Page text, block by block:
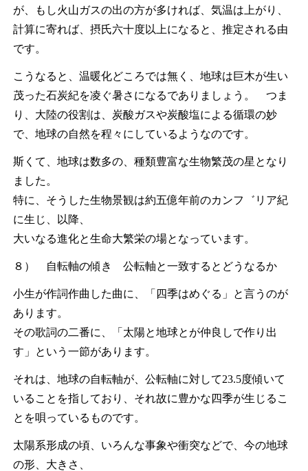
が、もし火山ガスの出の方が多ければ、気温は上がり、
計算に寄れば、摂氏六十度以上になると、推定される由
です。
こうなると、温暖化どころでは無く、地球は巨木が生い
茂った石炭紀を凌ぐ暑さになるでありましょう。 つま
り、大陸の役割は、炭酸ガスや炭酸塩による循環の妙
で、地球の自然を程々にしているようなのです。
斯くて、地球は数多の、種類豊富な生物繁茂の星となり
ました。
特に、そうした生物景観は約五億年前のカンフ゛リア紀
に生じ、以降、
大いなる進化と生命大繁栄の場となっています。
８） 自転軸の傾き 公転軸と一致するとどうなるか
小生が作詞作曲した曲に、「四季はめぐる」と言うのが
あります。
その歌詞の二番に、「太陽と地球とが仲良しで作り出
す」という一節があります。
それは、地球の自転軸が、公転軸に対して23.5度傾いて
いることを指しており、それ故に豊かな四季が生じるこ
とを唄っているものです。
太陽系形成の頃、いろんな事象や衝突などで、今の地球
の形、大きさ、